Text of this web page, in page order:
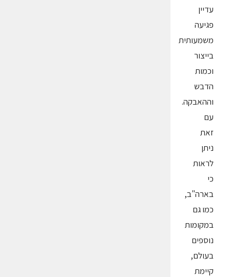
עדיין
פגיעה
משמעותית
בייצור
וכמות
הדבש
וההאבקה.
עם
זאת
ניתן
לראות
כי
בארה"ב,
כמו גם
במקומות
נוספים
בעולם,
קיימת